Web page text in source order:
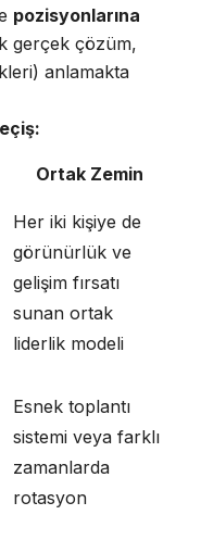
pozisyonlarına
gerçek çözüm,
anlamakta
Ortak Zemin
Her iki kişiye de
görünürlük ve
gelişim fırsatı
sunan ortak
liderlik modeli
Esnek toplantı
sistemi veya farklı
zamanlarda
rotasyon